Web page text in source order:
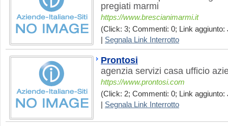
pregiati marmi
https://www.brescianimarmi.it
(Click: 3; Commenti: 0; Link aggiunto:
Segnala Link Interrotto
Prontosi
agenzia servizi casa ufficio
https://www.prontosi.com
(Click: 2; Commenti: 0; Link aggiunto:
Segnala Link Interrotto